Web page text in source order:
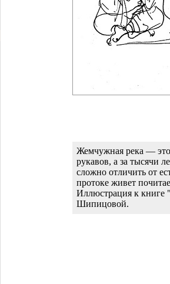
Жемчужная река — это
рукавов, а за тысячи
сложно отличить от
протоке живет
Иллюстрация к книге
Шипицовой.